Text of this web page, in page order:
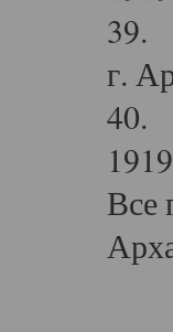
39.
г.
40.
Все